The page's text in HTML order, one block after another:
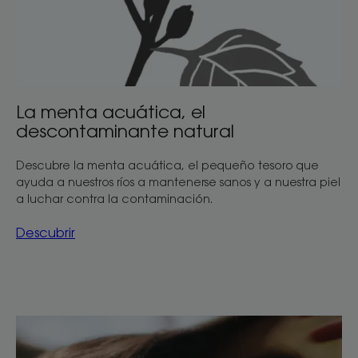
La menta acuática, el
descontaminante natural
Descubre la menta acuática, el pequeño tesoro que
ayuda a nuestros ríos a mantenerse sanos y a nuestra piel
a luchar contra la contaminación.
Descubrir
Limpieza